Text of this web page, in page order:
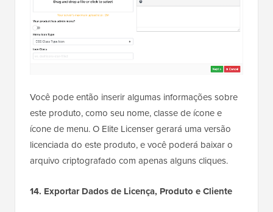
Você pode então inserir algumas informações sobre
este produto, como seu nome, classe de ícone e
ícone de menu. O Elite Licenser gerará uma versão
licenciada do este produto, e você poderá baixar o
arquivo criptografado com apenas alguns cliques.
14. Exportar Dados de Licença, Produto e Cliente